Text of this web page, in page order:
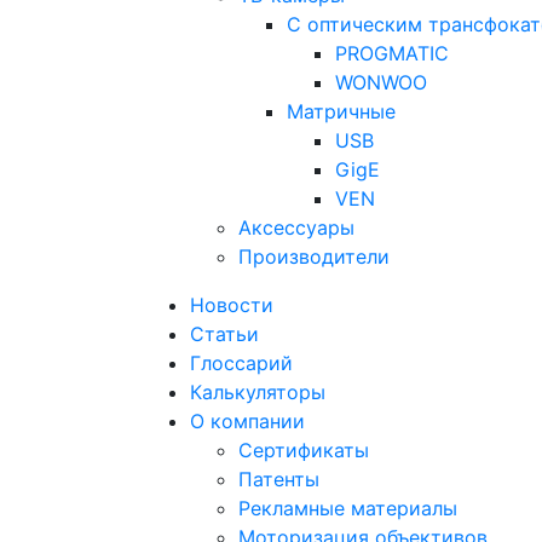
С оптическим
PROGMATIC
WONWOO
Матричные
USB
GigE
VEN
Аксессуары
Производители
Новости
Статьи
Глоссарий
Калькуляторы
О компании
Сертификаты
Патенты
Рекламные материалы
Моторизация объективов